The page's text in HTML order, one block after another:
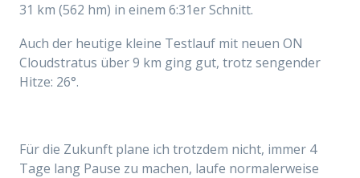
31 km (562 hm) in einem 6:31er Schnitt.
Auch der heutige kleine Testlauf mit neuen ON
Cloudstratus über 9 km ging gut, trotz sengender
Hitze: 26°.
Für die Zukunft plane ich trotzdem nicht, immer 4
Tage lang Pause zu machen, laufe normalerweise